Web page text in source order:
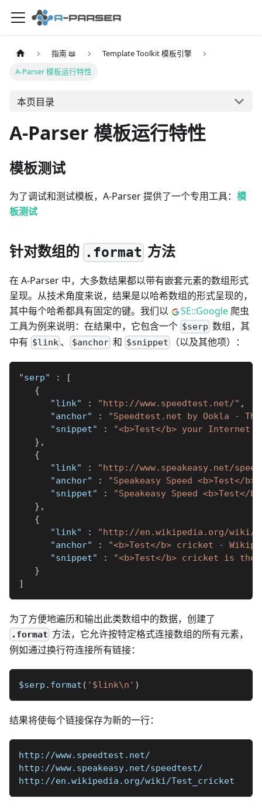
指南 📖
Template Toolkit 模板引擎
A-Parser 模板运行特性
本页目录
A-Parser 模板运行特性
模板测试
为了调试和测试模板，A-Parser 提供了一个专用工具： 模
板测试
针对数组的 .format 方法
在 A-Parser 中，大多数结果都以带有嵌套元素的数组形式
呈现。从技术角度来说，结果是以哈希数组的形式呈现的，
其中每个哈希都具有固定的键。我们以
SE::Google 爬虫
工具为例来说明：在结果中，它包含一个 $serp 数组，其
中有 $link 、 $anchor和 $snippet （以及其他项）：
"serp" :
[
{
"link"
: "http://www.speedtest.net/" ,
"anchor"
:
"Speedtest.net by Ookla - The
"snippet"
:
"<b>Test</b> your Internet
} ,
{
"link"
:
"http://www.speakeasy.net/
"anchor"
: "Speakeasy Speed <b>Test</b>"
"snippet"
:
"Speakeasy Speed
} ,
{
"link"
:
"http://en.wikipedia.org/wiki/
"anchor"
:
"<b>Test</b> cricket -
"snippet"
:
"<b>Test</b> cricket is the
}
]
为了方便地遍历和输出此类数组中的数据，创建了
.format 方法，它允许按特定格式连接数组的所有元素，
例如通过换行符连接所有链接：
$serp . format ( '$link\n' )
结果将使每个链接保存为新的一行：
http://www.speedtest.net/
http://www.speakeasy.net/speedtest/
http://en.wikipedia.org/wiki/Test_cricket